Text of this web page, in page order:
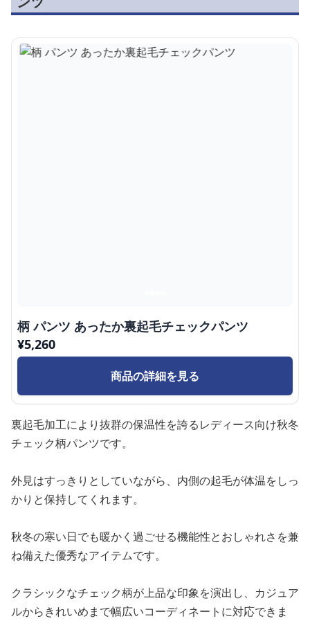
柄 パンツ あったか裏起毛チェックパンツ
¥5,260
商品の詳細を見る
裏起毛加工により抜群の保温性を誇るレディース向け秋冬
チェック柄パンツです。
外見はすっきりとしていながら、内側の起毛が体温をしっ
かりと保持してくれます。
秋冬の寒い日でも暖かく過ごせる機能性とおしゃれさを兼
ね備えた優秀なアイテムです。
クラシックなチェック柄が上品な印象を演出し、カジュア
ルからきれいめまで幅広いコーディネートに対応できま